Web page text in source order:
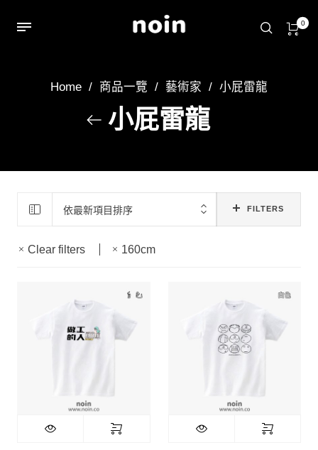
0
Home / 商品一覽 / 藝術家 / 小屁雷龍
小屁雷龍
依最新項目排序 FILTERS
Clear filters 160cm